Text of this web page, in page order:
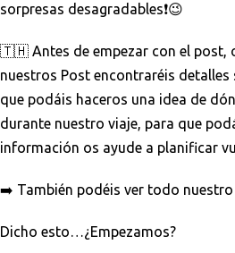
sorpresas desagradables❗😉
🇹🇭 Antes de empezar con el post,
nuestros Post encontraréis detalles
que podáis haceros una idea de
durante nuestro viaje, para que
información os ayude a planificar
➡️ También podéis ver todo
Dicho esto…¿Empezamos?